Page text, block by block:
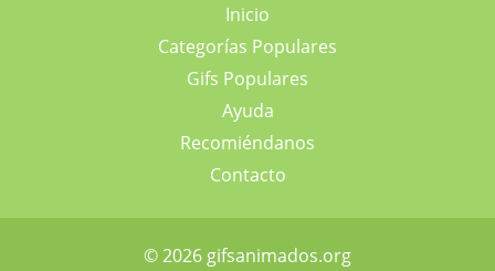
Inicio
Categorías Populares
Gifs Populares
Ayuda
Recomiéndanos
Contacto
© 2026 gifsanimados.org